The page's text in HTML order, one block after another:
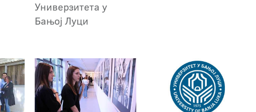
Универзитета у
Бањој Луци